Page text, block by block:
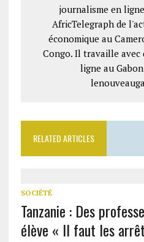
journalisme en
AfricTelegraph de
économique au
Congo. Il travaille avec
ligne au
RELATED ARTICLES
SOCIÉTÉ
Tanzanie : Des
élève « Il faut les